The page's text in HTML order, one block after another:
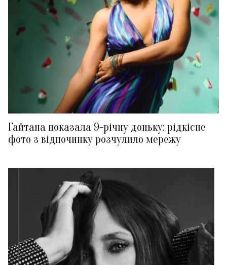
Гайтана показала 9-річну доньку: рідкісне
фото з відпочинку розчулило мережу